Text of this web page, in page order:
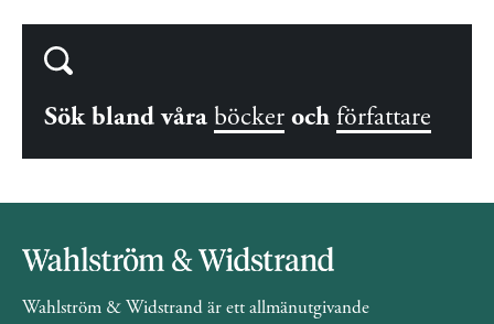
Sök bland våra böcker och författare
Wahlström & Widstrand är ett allmänutgivande